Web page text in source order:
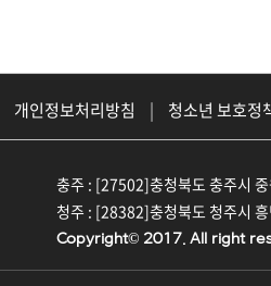
개인정보처리방침 |
청소년 보호정
충주 : [27502]충청북도 충주시
청주 : [28382]충청북도 청주시
Copyright© 2017. All right